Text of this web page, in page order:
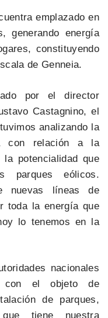
emplazado en
generando energía
constituyendo
de Genneia.
por el director
Castagnino, el
analizando la
con relación a la
potencialidad que
parques eólicos.
nuevas líneas de
toda la energía que
lo tenemos en la
nacionales
con el objeto de
de parques,
tiene nuestra